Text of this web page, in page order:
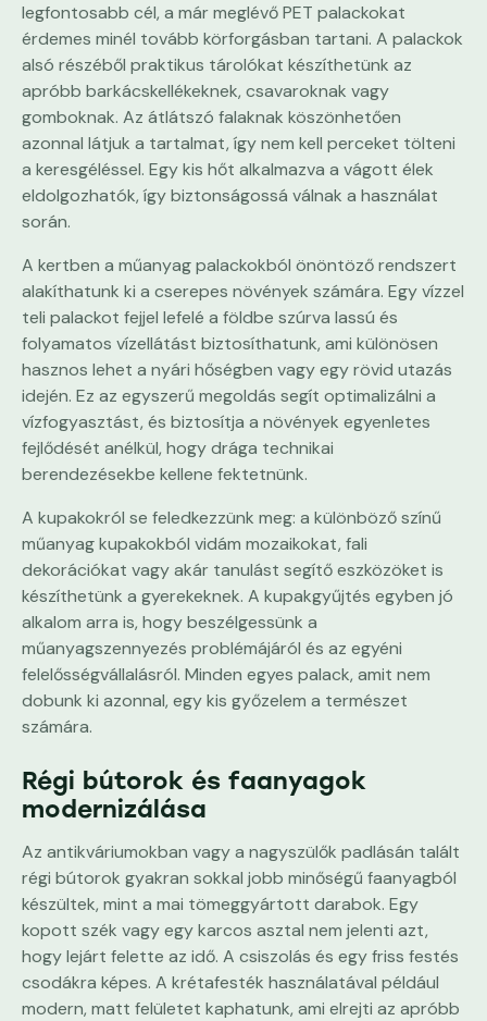
legfontosabb cél, a már meglévő PET palackokat
érdemes minél tovább körforgásban tartani. A palackok
alsó részéből praktikus tárolókat készíthetünk az
apróbb barkácskellékeknek, csavaroknak vagy
gomboknak. Az átlátszó falaknak köszönhetően
azonnal látjuk a tartalmat, így nem kell perceket tölteni
a keresgéléssel. Egy kis hőt alkalmazva a vágott élek
eldolgozhatók, így biztonságossá válnak a használat
során.
A kertben a műanyag palackokból önöntöző rendszert
alakíthatunk ki a cserepes növények számára. Egy vízzel
teli palackot fejjel lefelé a földbe szúrva lassú és
folyamatos vízellátást biztosíthatunk, ami különösen
hasznos lehet a nyári hőségben vagy egy rövid utazás
idején. Ez az egyszerű megoldás segít optimalizálni a
vízfogyasztást, és biztosítja a növények egyenletes
fejlődését anélkül, hogy drága technikai
berendezésekbe kellene fektetnünk.
A kupakokról se feledkezzünk meg: a különböző színű
műanyag kupakokból vidám mozaikokat, fali
dekorációkat vagy akár tanulást segítő eszközöket is
készíthetünk a gyerekeknek. A kupakgyűjtés egyben jó
alkalom arra is, hogy beszélgessünk a
műanyagszennyezés problémájáról és az egyéni
felelősségvállalásról. Minden egyes palack, amit nem
dobunk ki azonnal, egy kis győzelem a természet
számára.
Régi bútorok és faanyagok
modernizálása
Az antikváriumokban vagy a nagyszülők padlásán talált
régi bútorok gyakran sokkal jobb minőségű faanyagból
készültek, mint a mai tömeggyártott darabok. Egy
kopott szék vagy egy karcos asztal nem jelenti azt,
hogy lejárt felette az idő. A csiszolás és egy friss festés
csodákra képes. A krétafesték használatával például
modern, matt felületet kaphatunk, ami elrejti az apróbb